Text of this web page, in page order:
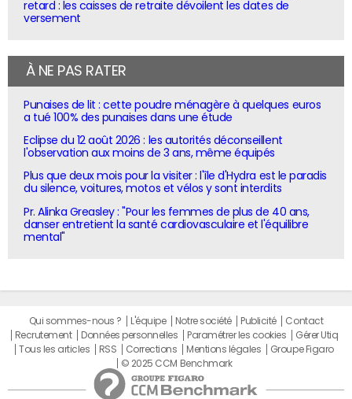
retard : les caisses de retraite dévoilent les dates de
versement
À NE PAS RATER
Punaises de lit : cette poudre ménagère à quelques euros
a tué 100% des punaises dans une étude
Eclipse du 12 août 2026 : les autorités déconseillent
l'observation aux moins de 3 ans, même équipés
Plus que deux mois pour la visiter : l'île d'Hydra est le paradis
du silence, voitures, motos et vélos y sont interdits
Pr. Alinka Greasley : "Pour les femmes de plus de 40 ans,
danser entretient la santé cardiovasculaire et l'équilibre
mental"
Qui sommes-nous ? L'équipe Notre société Publicité
Contact
Recrutement
Données personnelles Paramétrer les cookies
Gérer Utiq
Tous les articles
RSS Corrections Mentions légales
Groupe Figaro
© 2025 CCM Benchmark